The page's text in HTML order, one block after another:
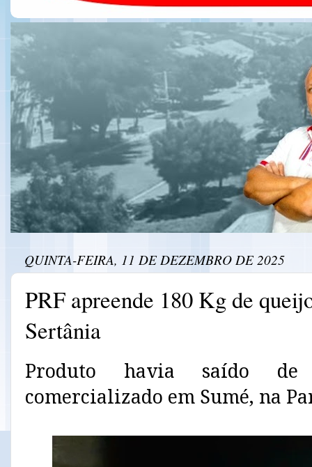
QUINTA-FEIRA, 11 DE DEZEMBRO DE 2025
PRF apreende 180 Kg de
Sertânia
Produto havia saído
comercializado em Sumé, na